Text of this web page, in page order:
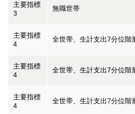
主要指標
3
無職世帯
主要指標
4
全世帯、生計支出7分位階
主要指標
4
全世帯、生計支出7分位階
主要指標
4
全世帯、生計支出7分位階